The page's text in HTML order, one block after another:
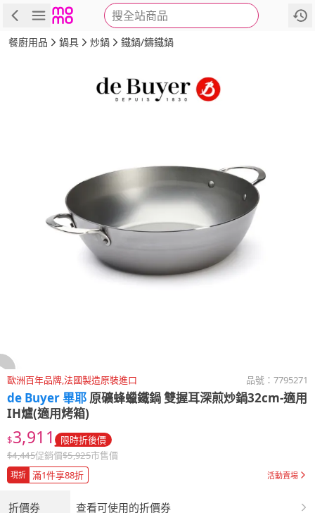
搜全站商品
商品 評價 詳情
餐廚用品 鍋具 炒鍋 鐵鍋/鑄鐵鍋
歐洲百年品牌,法國製造原裝進口 品號： 7795271
de Buyer 畢耶 原礦蜂蠟鐵鍋 雙握耳深煎炒鍋32cm-適用
IH爐(適用烤箱)
$3,911 限時折後價
$4,445促銷價$5,925市售價
現折 滿1件享88折 活動賣場
折價券 查看可使用的折價券